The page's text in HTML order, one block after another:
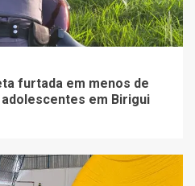
furtada em menos de
em Birigui